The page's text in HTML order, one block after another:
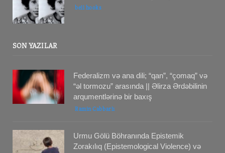
bell hooks
SON YAZILAR
Federalizm və ana dili; “qan”, “çomaq” və
“əl tormozu” arasında || Əlirza Ərdəbilinin
arqumentlərinə bir baxış
Ramin Cabbarlı
Urmu Gölü Böhranında Epistemik
Zorakılıq (Epistemological Violence) və